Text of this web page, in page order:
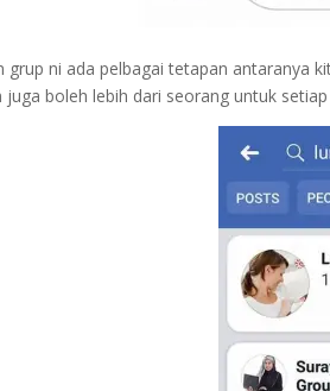
grup ni ada pelbagai tetapan antaranya
juga boleh lebih dari seorang untuk setiap